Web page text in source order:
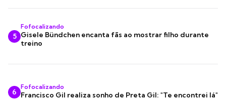
5
Fofocalizando
Gisele Bündchen encanta fãs ao mostrar filho durante
treino
6
Fofocalizando
Francisco Gil realiza sonho de Preta Gil: "Te encontrei lá"